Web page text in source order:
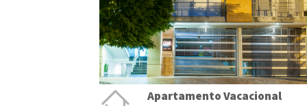
Apartamento Vacacional